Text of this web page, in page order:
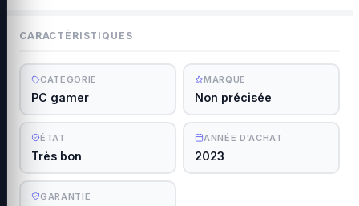
CARACTÉRISTIQUES
CATÉGORIE
PC gamer
MARQUE
Non précisée
ÉTAT
Très bon
ANNÉE D'ACHAT
2023
GARANTIE